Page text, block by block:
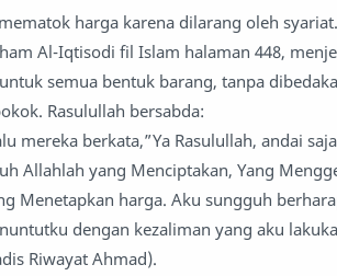
harga karena dilarang oleh
Al-Iqtisodi fil Islam halaman 448,
semua bentuk barang, tanpa
Rasulullah bersabda:
mereka berkata,”Ya Rasulullah, andai
Allahlah yang Menciptakan, Yang
Menetapkan harga. Aku sungguh
dengan kezaliman yang aku
Riwayat Ahmad).